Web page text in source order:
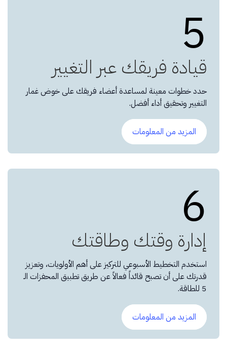
5
قيادة فريقك عبر التغيير
حدد خطوات معينة لمساعدة أعضاء فريقك على خوض غمار
التغيير وتحقيق أداء أفضل.
المزيد من المعلومات
6
إدارة وقتك وطاقتك
استخدم التخطيط الأسبوعي للتركيز على أهم الأولويات، وتعزيز
قدرتك على أن تصبح قائداً فعالاً عن طريق تطبيق المحفزات الـ
5 للطاقة.
المزيد من المعلومات